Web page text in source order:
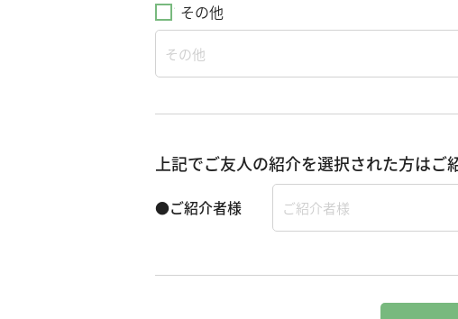
その他
上記でご友人の紹介を選択された方はご
●ご紹介者様